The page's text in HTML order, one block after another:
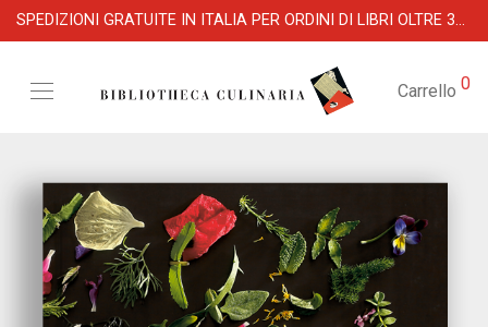
SPEDIZIONI GRATUITE IN ITALIA PER ORDINI DI LIBRI OLTRE 39 €
Carrello 0